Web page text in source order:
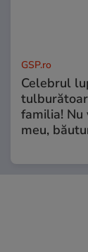
GSP.ro
Celebrul
familia! Nu
meu,